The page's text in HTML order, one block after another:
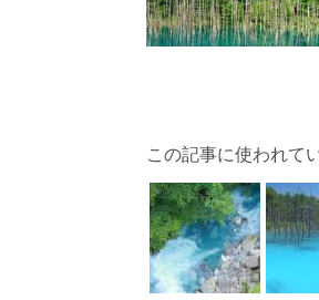
この記事に使われて